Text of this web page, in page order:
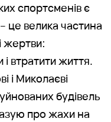
спортсменів є
велика частина
жертви:
втратити життя.
і Миколаєві
будівель
про жахи на